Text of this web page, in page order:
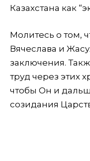
Казахстана как
Молитесь о том,
Вячеслава и
заключения.
труд через этих
чтобы Он и
созидания